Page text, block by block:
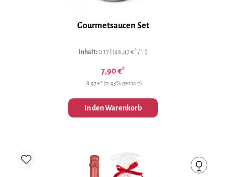
Gourmetsaucen Set
Inhalt:0.17 l (46,47 €* / 1 l)
7,90 €*
8,97 €* (11.93% gespart)
In den Warenkorb